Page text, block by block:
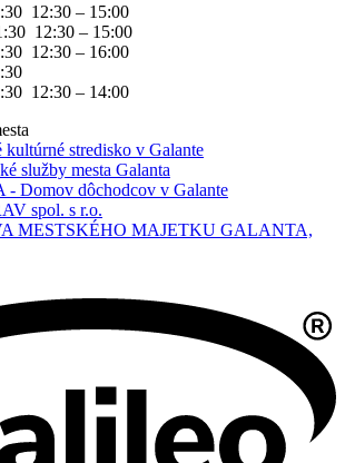
12:30 – 15:00
12:30 – 15:00
12:30 – 16:00
12:30 – 14:00
kultúrné stredisko v Galante
služby mesta Galanta
- Domov dôchodcov v Galante
spol. s r.o.
MESTSKÉHO MAJETKU GALANTA,